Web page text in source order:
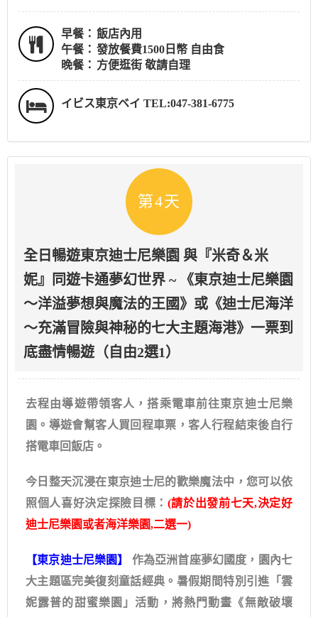
早餐： 飯店內用
午餐： 發放餐費1500日幣 自由食
晚餐： 方便逛街 敬請自理
イビス東京ベイ TEL:047-381-6775
第4天
全日暢遊東京迪士尼樂園 與『米奇＆米
妮』同遊卡通夢幻世界 ~ 《東京迪士尼樂園
～洋溢夢想與魔法的王國》或《迪士尼海洋
～充滿冒險與神秘的七大主題海港》一票到
底盡情暢遊（自由2選1）
去程由導遊帶領客人，搭乘電車前往東京迪士尼樂
園。導遊會幫客人買回程車票，客人行程結束後自行
搭電車回飯店。
今日整天沉浸在東京迪士尼的歡樂魔法中，您可以依
照個人喜好決定探險目標： (請於出發前七天,決定好
迪士尼樂園或者海洋樂園,二選一)
【東京迪士尼樂園】 作為亞洲首座夢幻國度，園內七
大主題區完美復刻童話經典。暑假期間特別引進「雲
妮露普的甜蜜樂園」活動，將熱門動畫《無敵破壞